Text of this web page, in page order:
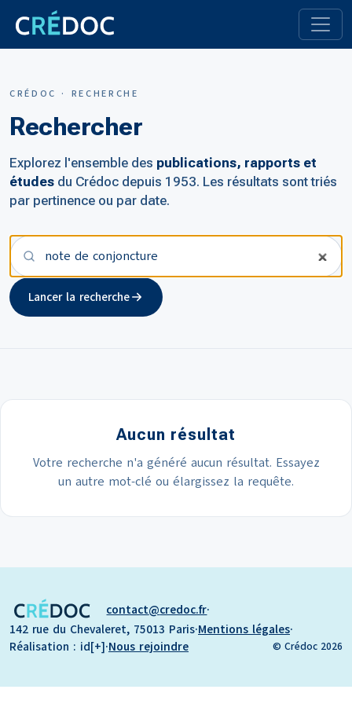
CRÉDOC · RECHERCHE
Rechercher
Explorez l'ensemble des publications, rapports et
études du Crédoc depuis 1953. Les résultats sont triés
par pertinence ou par date.
Votre recherche
Lancer la recherche
Aucun résultat
Votre recherche n'a généré aucun résultat. Essayez
un autre mot-clé ou élargissez la requête.
contact credoc.fr·
142 rue du Chevaleret, 75013 Paris·Mentions légales·
Réalisation : id[+]·Nous rejoindre © Crédoc 2026